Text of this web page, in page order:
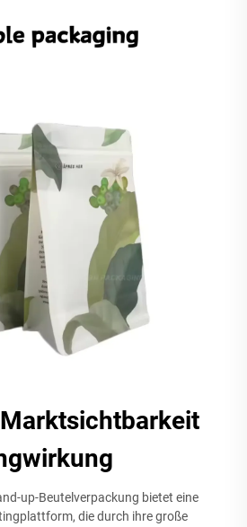
up-Beutelverpackung bietet eine
die durch ihre große